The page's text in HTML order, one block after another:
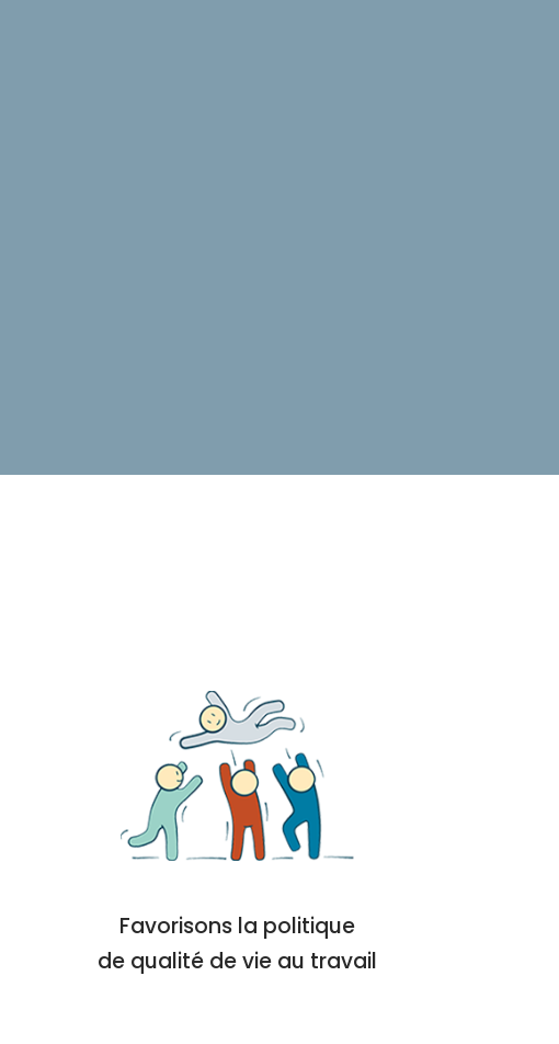
Favorisons la politique
de qualité de vie au travail